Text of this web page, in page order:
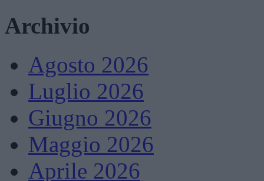
Archivio
Agosto 2026
Luglio 2026
Giugno 2026
Maggio 2026
Aprile 2026